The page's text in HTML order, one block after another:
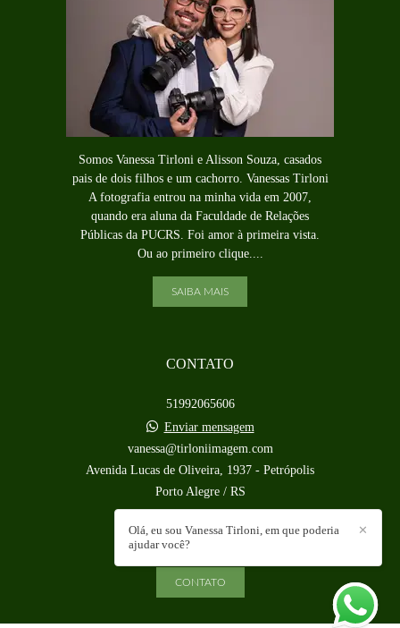
Somos Vanessa Tirloni e Alisson Souza, casados
pais de dois filhos e um cachorro. Vanessas Tirloni
A fotografia entrou na minha vida em 2007,
quando era aluna da Faculdade de Relações
Públicas da PUCRS. Foi amor à primeira vista.
Ou ao primeiro clique....
SAIBA MAIS
CONTATO
51992065606
Enviar mensagem
vanessa@tirloniimagem.com
Avenida Lucas de Oliveira, 1937 - Petrópolis
Porto Alegre / RS
CONTATO
✕
Olá, eu sou Vanessa Tirloni, em que poderia
ajudar você?